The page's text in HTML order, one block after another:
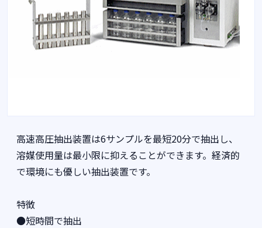
高速高圧抽出装置は6サンプルを最短20分で抽出し、
溶媒使用量は最小限に抑えることができます。経済的
で環境にも優しい抽出装置です。
特徴
●短時間で抽出